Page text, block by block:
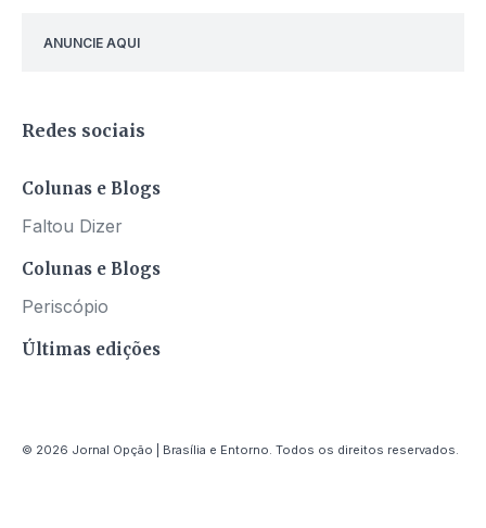
ANUNCIE AQUI
Redes sociais
Colunas e Blogs
Faltou Dizer
Colunas e Blogs
Periscópio
Últimas edições
© 2026 Jornal Opção | Brasília e Entorno. Todos os direitos reservados.